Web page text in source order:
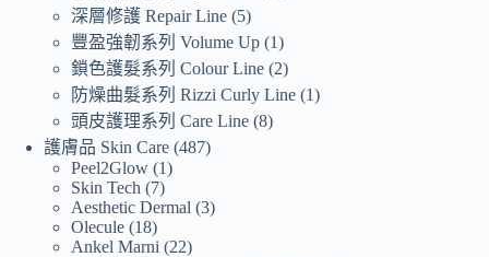
深層修護 Repair Line 5
豐盈強韌系列 Volume Up 1
鎖色護髮系列 Colour Line 2
防燥曲髮系列 Rizzi Curly Line 1
頭皮護理系列 Care Line 8
護膚品 Skin Care 487
Peel2Glow 1
Skin Tech
7
Aesthetic Dermal 3
Olecule 18
Ankel Marni
22